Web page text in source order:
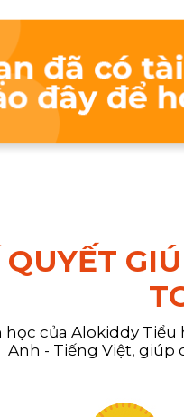
QUYẾT
của Alokiddy Tiểu
Anh - Tiếng Việt, giúp